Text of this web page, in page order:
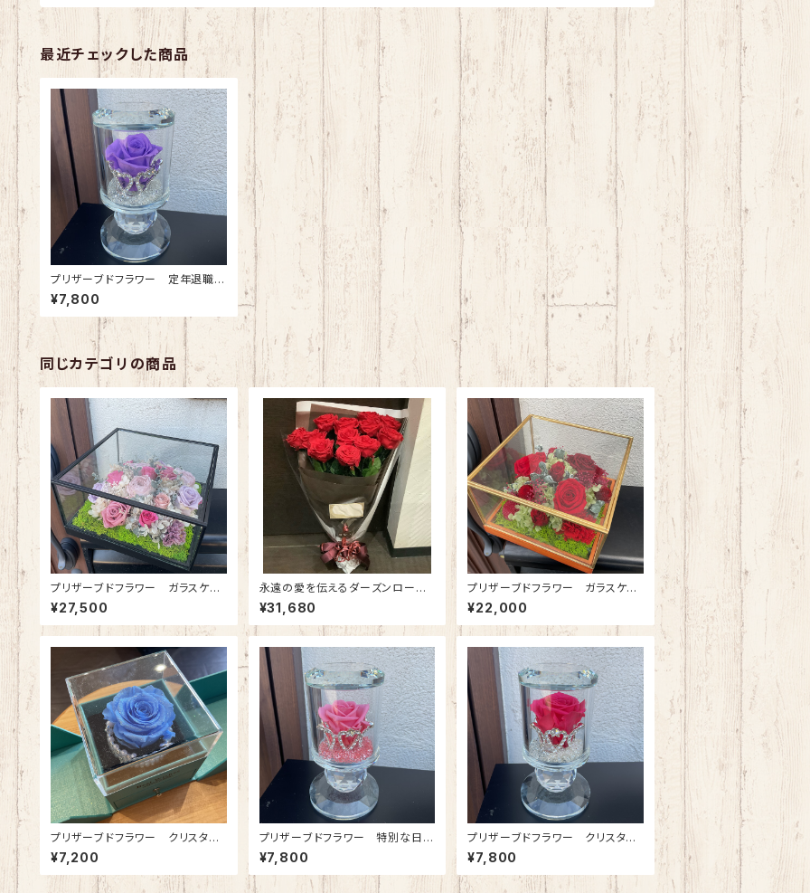
最近チェックした商品
プリザーブドフラワー 定年退職の
方へ クリスタルティアラ(クラシッ
クラベンダー)
¥7,800
同じカテゴリの商品
プリザーブドフラワー ガラスケー
¥27,500
永遠の愛を伝えるダーズンローズ
｜12本の赤バラのプリザーブドフラ
ワー花束（プロポーズ専用） ※受
注生産（約３週間）
¥31,680
プリザーブドフラワー ガラスケー
¥22,000
プリザーブドフラワー クリスタル
ブレス(ジュエリーボックス)プラチ
ナブルー
¥7,200
プリザーブドフラワー 特別な日に
特別な人へ クリスタルティアラ(プ
リンセスピンク)
¥7,800
プリザーブドフラワー クリスタル
ティアラ(ローズピンク)
¥7,800